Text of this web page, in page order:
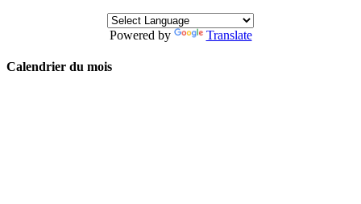
Powered by Translate
Calendrier du mois